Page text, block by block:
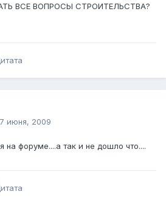
ВСЕ ВОПРОСЫ СТРОИТЕЛЬСТВА?
июня, 2009
форуме....а так и не дошло что....